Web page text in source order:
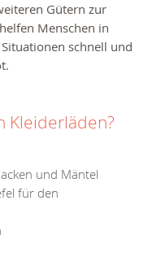
Gütern zur
Menschen in
schnell und
Kleiderläden?
und Mäntel
für den